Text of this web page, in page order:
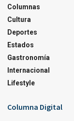
Columnas
Cultura
Deportes
Estados
Gastronomía
Internacional
Lifestyle
Columna Digital